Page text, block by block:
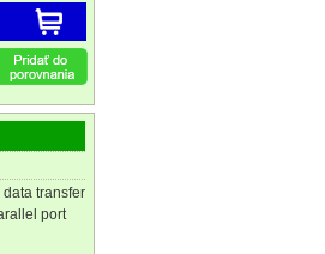
data transfer
port